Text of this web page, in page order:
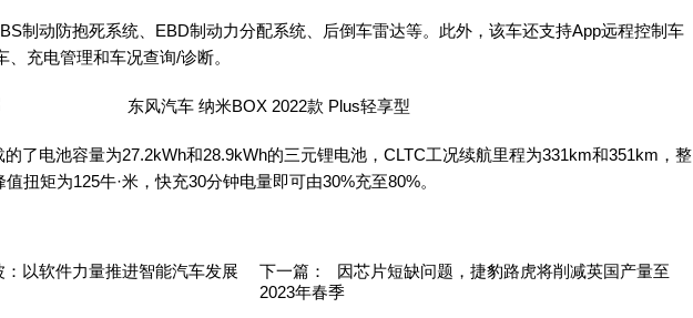
动防抱死系统、EBD制动力分配系统、后倒车雷达等。此外，该车还支持App远程控制车
充电管理和车况查询/诊断。
电池容量为27.2kWh和28.9kWh的三元锂电池，CLTC工况续航里程为331km和351km，整
扭矩为125牛·米，快充30分钟电量即可由30%充至80%。
以软件力量推进智能汽车发展 下一篇：
因芯片短缺问题，捷豹路虎将削减英国产量至
2023年春季